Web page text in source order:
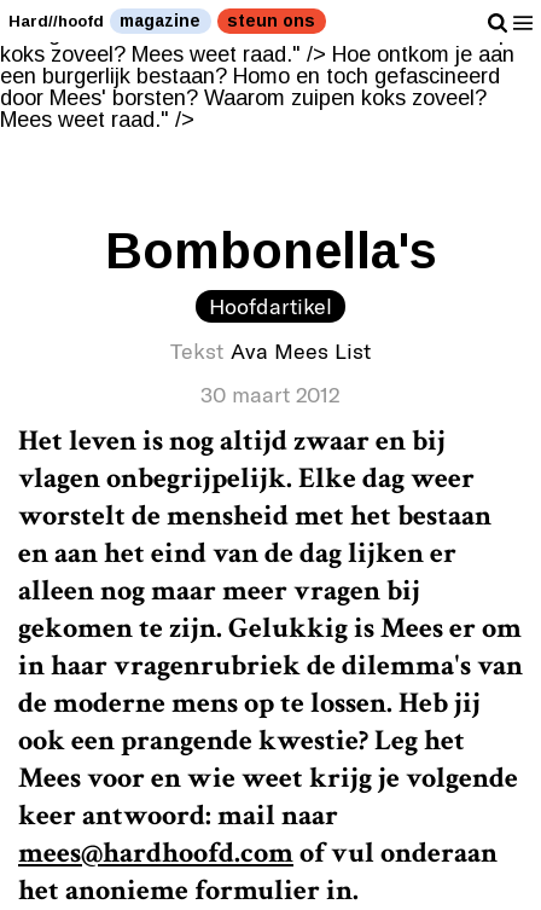
Hoe ontkom je aan een burgerlijk bestaan? Homo en
toch gefascineerd door Mees' borsten? Waarom zuipen
koks zoveel? Mees weet raad." /> Hoe ontkom je aan
een burgerlijk bestaan? Homo en toch gefascineerd
door Mees' borsten? Waarom zuipen koks zoveel?
Mees weet raad." />
Hard//hoofd magazine steun ons
Bombonella's
Hoofdartikel
Tekst Ava Mees List
30 maart 2012
Het leven is nog altijd zwaar en bij
vlagen onbegrijpelijk. Elke dag weer
worstelt de mensheid met het bestaan
en aan het eind van de dag lijken er
alleen nog maar meer vragen bij
gekomen te zijn. Gelukkig is Mees er om
in haar vragenrubriek de dilemma's van
de moderne mens op te lossen. Heb jij
ook een prangende kwestie? Leg het
Mees voor en wie weet krijg je volgende
keer antwoord: mail naar
mees@hardhoofd.comof vul onderaan
het anonieme formulier in.